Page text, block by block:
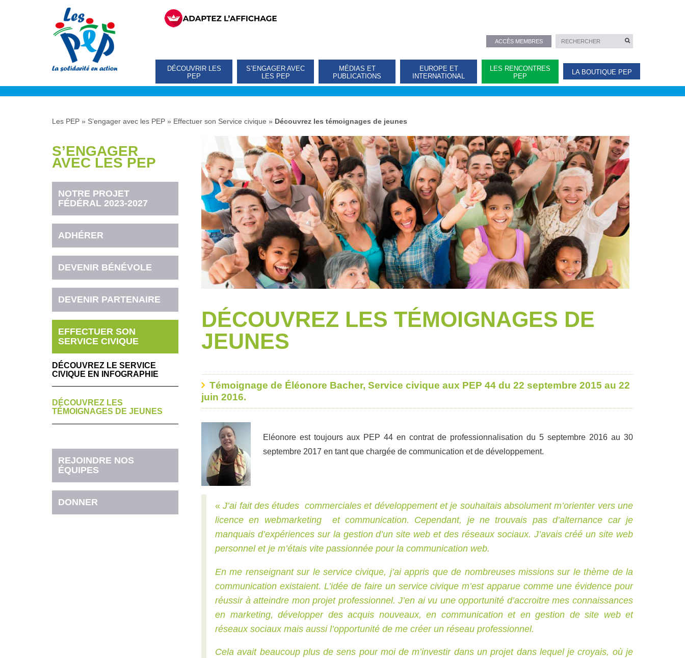
ACCÈS MEMBRES
DÉCOUVRIR LES
PEP
S’ENGAGER AVEC
LES PEP
MÉDIAS ET
PUBLICATIONS
EUROPE ET
INTERNATIONAL
LES RENCONTRES
PEP
LA BOUTIQUE PEP
Les PEP » S’engager avec les PEP » Effectuer son Service civique » Découvrez les témoignages de jeunes
S’ENGAGER
AVEC LES PEP
NOTRE PROJET
FÉDÉRAL 2023-2027
ADHÉRER
DEVENIR BÉNÉVOLE
DEVENIR PARTENAIRE
EFFECTUER SON
SERVICE CIVIQUE
DÉCOUVREZ LE SERVICE
CIVIQUE EN INFOGRAPHIE
DÉCOUVREZ LES
TÉMOIGNAGES DE JEUNES
REJOINDRE NOS
ÉQUIPES
DONNER
DÉCOUVREZ LES TÉMOIGNAGES DE
JEUNES
Témoignage de Éléonore Bacher, Service civique aux PEP 44 du 22 septembre 2015 au 22
juin 2016.
Eléonore est toujours aux PEP 44 en contrat de professionnalisation du 5 septembre 2016 au 30
septembre 2017 en tant que chargée de communication et de développement.
«J’ai fait des études commerciales et développement et je souhaitais absolument m’orienter vers une
licence en webmarketing et communication. Cependant, je ne trouvais pas d’alternance car je
manquais d’expériences sur la gestion d’un site web et des réseaux sociaux. J’avais créé un site web
personnel et je m’étais vite passionnée pour la communication web.
En me renseignant sur le service civique, j’ai appris que de nombreuses missions sur le thème de la
communication existaient. L’idée de faire un service civique m’est apparue comme une évidence pour
réussir à atteindre mon projet professionnel. J’en ai vu une opportunité d’accroitre mes connaissances
en marketing, développer des acquis nouveaux, en communication et en gestion de site web et
réseaux sociaux mais aussi l’opportunité de me créer un réseau professionnel.
Cela avait beaucoup plus de sens pour moi de m’investir dans un projet dans lequel je croyais, où je